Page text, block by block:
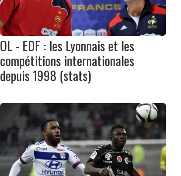
OL - EDF : les Lyonnais et les
compétitions internationales
depuis 1998 (stats)